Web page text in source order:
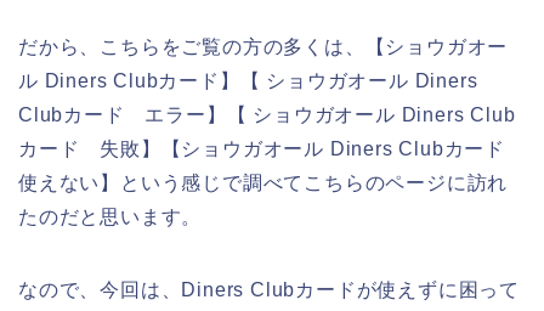
だから、こちらをご覧の方の多くは、【ショウガオー
ル Diners Clubカード】【 ショウガオール Diners
Clubカード エラー】【 ショウガオール Diners Club
カード 失敗】【ショウガオール Diners Clubカード
使えない】という感じで調べてこちらのページに訪れ
たのだと思います。
なので、今回は、Diners Clubカードが使えずに困って